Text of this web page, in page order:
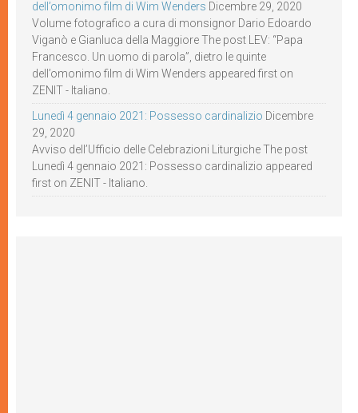
dell’omonimo film di Wim Wenders Dicembre 29, 2020
Volume fotografico a cura di monsignor Dario Edoardo
Viganò e Gianluca della Maggiore The post LEV: “Papa
Francesco. Un uomo di parola”, dietro le quinte
dell’omonimo film di Wim Wenders appeared first on
ZENIT - Italiano.
Lunedì 4 gennaio 2021: Possesso cardinalizio Dicembre
29, 2020
Avviso dell’Ufficio delle Celebrazioni Liturgiche The post
Lunedì 4 gennaio 2021: Possesso cardinalizio appeared
first on ZENIT - Italiano.